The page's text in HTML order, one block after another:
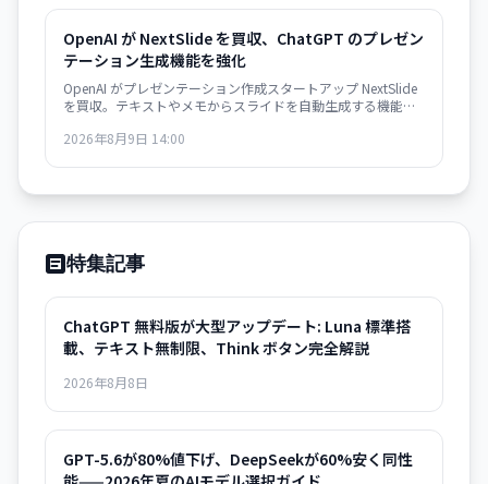
OpenAI が NextSlide を買収、ChatGPT のプレゼン
テーション生成機能を強化
OpenAI がプレゼンテーション作成スタートアップ NextSlide
を買収。テキストやメモからスライドを自動生成する機能が
2026年8月9日 14:00
特集記事
ChatGPT 無料版が大型アップデート: Luna 標準搭
載、テキスト無制限、Think ボタン完全解説
2026年8月8日
GPT-5.6が80%値下げ、DeepSeekが60%安く同性